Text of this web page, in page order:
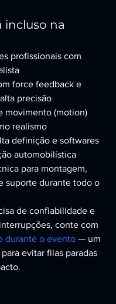
incluso na
profissionais com
force feedback e
precisão
movimento (motion)
realismo
definição e softwares
automobilística
para montagem,
suporte durante todo o
de confiabilidade e
conte com
durante o evento — um
evitar filas paradas